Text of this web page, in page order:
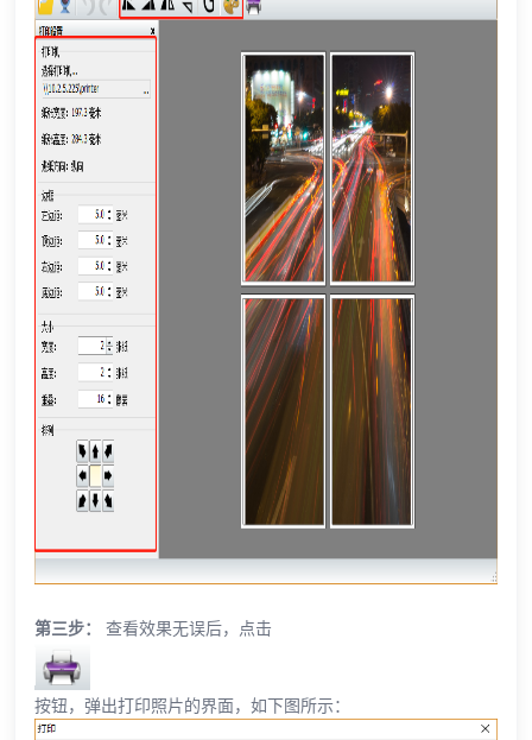
第三步： 查看效果无误后，点击
按钮，弹出打印照片的界面，如下图所示：